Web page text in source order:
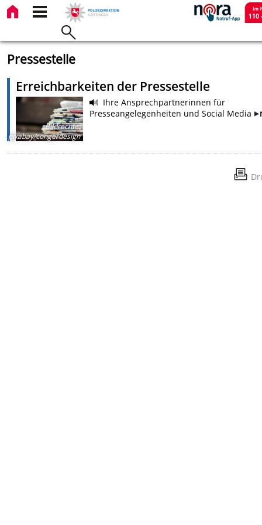
Pressestelle
Erreichbarkeiten der Pressestelle
Bildrechte:
pixabay/congerdesign
Ihre Ansprechpartnerinnen für
Presseangelegenheiten und Social Media